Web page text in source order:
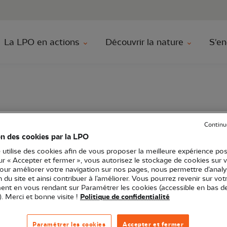
Aller à la
La LPO en actions Découvrir la nature
à la réserve
Saint-Denis-du-Payré Sortie nature 85 - Vendée
des cookies par la LPO
utilise des cookies afin de vous proposer la meilleure expérience
« Accepter et fermer », vous autorisez le stockage de cookies sur
améliorer votre navigation sur nos pages, nous permettre
du site et ainsi contribuer à l’améliorer. Vous pourrez revenir sur
en vous rendant sur Paramétrer les cookies (accessible en bas
Merci et bonne visite ! Politique de confidentialité
Accepter et fermer
Paramétrer les cookies